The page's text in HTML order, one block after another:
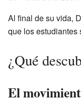
Al final de su vida,
que los estudiantes
¿Qué
El